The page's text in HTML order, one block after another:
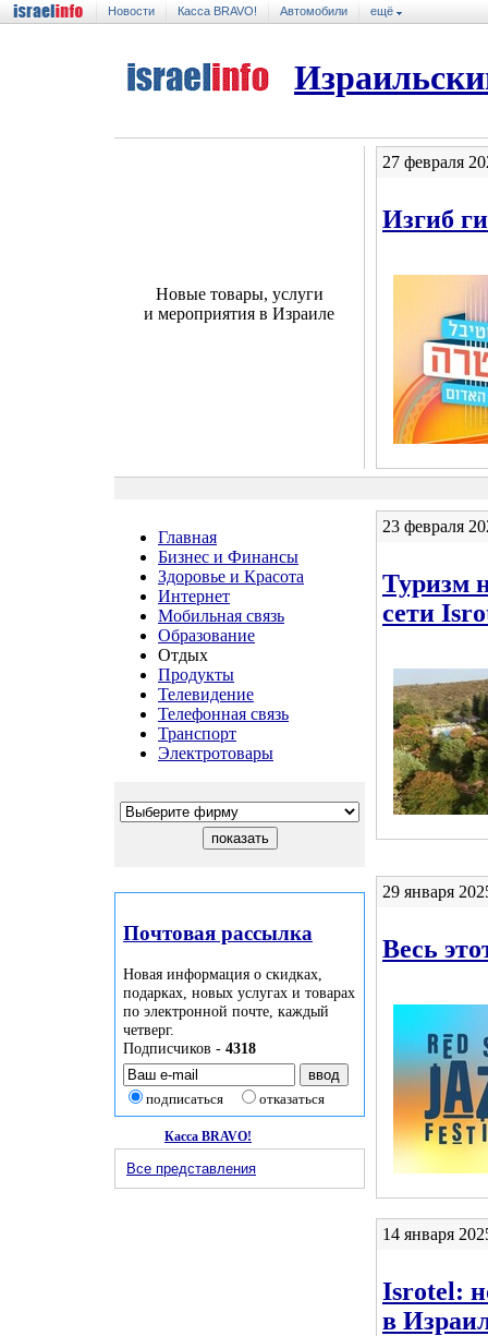
Новости Касса BRAVO! Автомобили ещё
Новые товары, услуги
и мероприятия в Израиле
27 февраля
Изгиб
Главная
Бизнес и Финансы
Здоровье и Красота
Интернет
Мобильная связь
Образование
Отдых
Продукты
Телевидение
Телефонная связь
Транспорт
Электротовары
Почтовая рассылка
Новая информация о скидках,
подарках, новых услугах и товарах
по электронной почте, каждый
четверг.
Подписчиков - 4318
подписаться отказаться
Касса BRAVO!
Все представления
23 февраля
Туризм
сети
29 января
Весь
14 января
Isrotel:
в